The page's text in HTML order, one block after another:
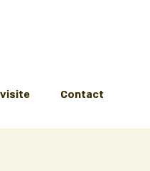
Contact